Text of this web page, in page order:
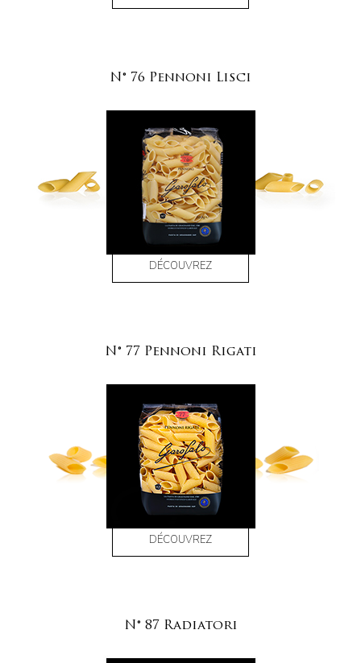
N° 76 Pennoni Lisci
DÉCOUVREZ
N° 77 Pennoni Rigati
DÉCOUVREZ
N° 87 Radiatori